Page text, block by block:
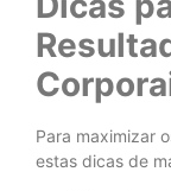
Para maximizar
estas dicas de